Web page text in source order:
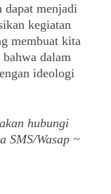
dapat menjadi
kegiatan
membuat kita
bahwa dalam
ideologi
hubungi
SMS/Wasap ~